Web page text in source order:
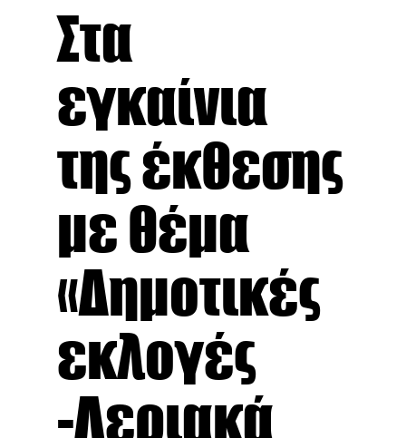
Στα
εγκαίνια
της έκθεσης
με θέμα
«Δημοτικές
εκλογές
-Λεριακά